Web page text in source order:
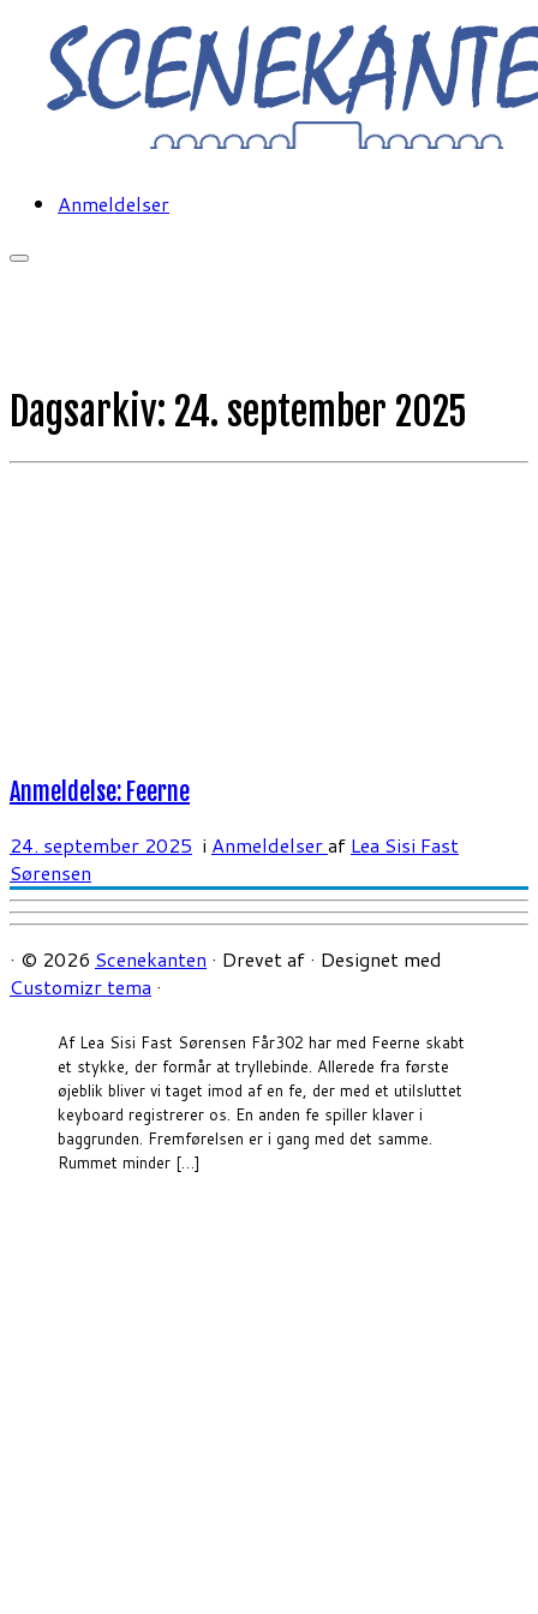
Fortsæt
indhold
Anmeldelser
Dagsarkiv: 24. september 2025
Af Lea Sisi Fast Sørensen Får302 har med Feerne skabt
et stykke, der formår at tryllebinde. Allerede fra første
øjeblik bliver vi taget imod af en fe, der med et utilsluttet
keyboard registrerer os. En anden fe spiller klaver i
baggrunden. Fremførelsen er i gang med det samme.
Rummet minder […]
Anmeldelse: Feerne
24. september 2025 i Anmeldelseraf Lea Sisi Fast
Sørensen
· © 2026 Scenekanten · Drevet af · Designet med
Customizr tema ·